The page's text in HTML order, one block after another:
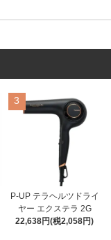
3
P-UP テラヘルツドライ
ヤー エクステラ 2G
22,638円(税2,058円)